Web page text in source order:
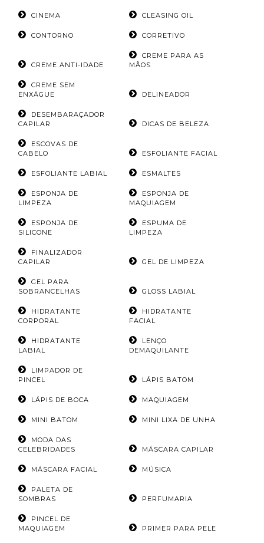
CINEMA CLEASING OIL
CONTORNO CORRETIVO
CREME ANTI-IDADE
CREME PARA AS
MÃOS
CREME SEM
ENXÁGUE
DELINEADOR
DESEMBARAÇADOR
CAPILAR
DICAS DE BELEZA
ESCOVAS DE
CABELO
ESFOLIANTE FACIAL
ESFOLIANTE LABIAL ESMALTES
ESPONJA DE
LIMPEZA
ESPONJA DE
MAQUIAGEM
ESPONJA DE
SILICONE
ESPUMA DE
LIMPEZA
FINALIZADOR
CAPILAR
GEL DE LIMPEZA
GEL PARA
SOBRANCELHAS
GLOSS LABIAL
HIDRATANTE
CORPORAL
HIDRATANTE
FACIAL
HIDRATANTE
LABIAL
LENÇO
DEMAQUILANTE
LIMPADOR DE
PINCEL
LÁPIS BATOM
LÁPIS DE BOCA MAQUIAGEM
MINI BATOM MINI LIXA DE UNHA
MODA DAS
CELEBRIDADES
MÁSCARA CAPILAR
MÁSCARA FACIAL MÚSICA
PALETA DE
SOMBRAS
PERFUMARIA
PINCEL DE
MAQUIAGEM
PRIMER PARA PELE